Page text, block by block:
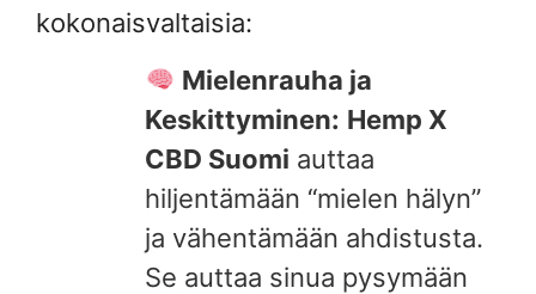
kokonaisvaltaisia:
Mielenrauha ja
Keskittyminen: Hemp X
CBD Suomi auttaa
hiljentämään “mielen hälyn”
ja vähentämään ahdistusta.
Se auttaa sinua pysymään